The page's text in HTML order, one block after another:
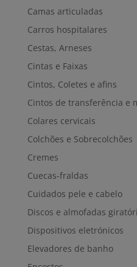
Camas articuladas
Carros hospitalares
Cestas, Arneses
Cintas e Faixas
Cintos, Coletes e afins
Cintos de transferência e
Colares cervicais
Colchões e Sobrecolchões
Cremes
Cuecas-fraldas
Cuidados pele e cabelo
Discos e almofadas
Dispositivos eletrónicos
Elevadores de banho